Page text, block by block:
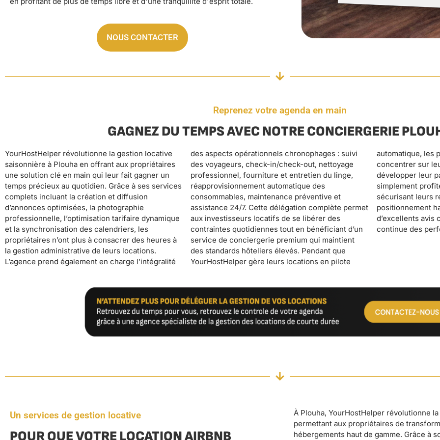
NOUS CONTACTER
Reprenez votre agenda en main
GAGNEZ DU TEMPS AVEC NOTRE CONCIERGERIE
YourHostHelper révolutionne la gestion locative
saisonnière à Plouha en offrant aux propriétaires
une solution clé en main qui leur fait gagner un
temps précieux au quotidien. Grâce à ses services
complets incluant la création et diffusion
d’annonces optimisées, la photographie
professionnelle, l’optimisation tarifaire dynamique
et la synchronisation des calendriers, les
propriétaires n’ont plus à consacrer des heures à
la gestion administrative de leurs locations.
L’agence prend également en charge l’intégralité
des aspects opérationnels chronophages : suivi
des voyageurs, check-in/check-out, nettoyage
professionnel, fourniture et entretien du linge,
réapprovisionnement automatique des
consommables, maintenance préventive et
assistance 24/7. Cette délégation complète permet
aux investisseurs locatifs de se libérer des
contraintes quotidiennes tout en bénéficiant d’un
service de conciergerie premium qui maintient
des standards hôteliers élevés. Pendant que
YourHostHelper gère leurs locations en pilote
automatique, les propriétaires peuvent se
concentrer sur leurs activités principales,
développer leur patrimoine immobilier ou
simplement profiter de plus de temps libre, tout en
sécurisant leurs revenus locatifs grâce à un
positionnement haut de gamme qui garantit
d’excellents avis clients et une optimisation
continue des
Un services de gestion locative
POUR QUE VOTRE LOCATION AIRBNB
À Plouha, YourHostHelper révolutionne
permettant aux propriétaires de
hébergements haut de gamme. Grâce à